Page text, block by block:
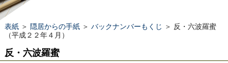
表紙＞ 隠居からの手紙＞ バックナンバーもくじ ＞ 反・六波羅蜜
（平成２２年４月）
反・六波羅蜜